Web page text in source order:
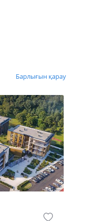
Барлығын қарау